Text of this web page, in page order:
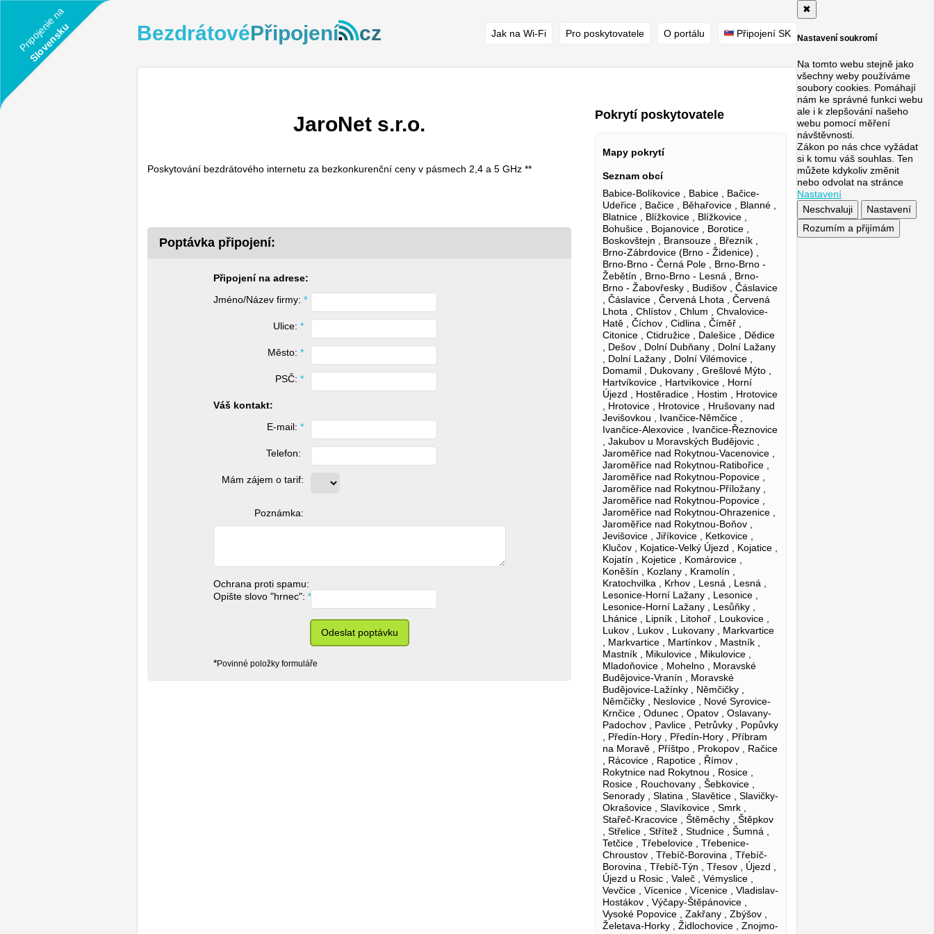
Pripojenie na
Slovensku BezdrátovéPřipojení cz Jak na Wi-Fi Pro poskytovatele O portálu Připojení SK
Pokrytí poskytovatele
Mapy pokrytí
Seznam obcí
Babice-Bolíkovice , Babice , Bačice-
Udeřice , Bačice , Běhařovice , Blanné ,
Blatnice , Blížkovice , Blížkovice ,
Bohušice , Bojanovice , Borotice ,
Boskovštejn , Bransouze , Březník ,
Brno-Zábrdovice (Brno - Židenice) ,
Brno-Brno - Černá Pole , Brno-Brno -
Žebětín , Brno-Brno - Lesná , Brno-
Brno - Žabovřesky , Budišov , Čáslavice
, Čáslavice , Červená Lhota , Červená
Lhota , Chlístov , Chlum , Chvalovice-
Hatě , Číchov , Cidlina , Číměř ,
Citonice , Ctidružice , Dalešice , Dědice
, Dešov , Dolní Dubňany , Dolní Lažany
, Dolní Lažany , Dolní Vilémovice ,
Domamil , Dukovany , Grešlové Mýto ,
Hartvíkovice , Hartvíkovice , Horní
Újezd , Hostěradice , Hostim , Hrotovice
, Hrotovice , Hrotovice , Hrušovany nad
Jevišovkou , Ivančice-Němčice ,
Ivančice-Alexovice , Ivančice-Řeznovice
, Jakubov u Moravských Budějovic ,
Jaroměřice nad Rokytnou-Vacenovice ,
Jaroměřice nad Rokytnou-Ratibořice ,
Jaroměřice nad Rokytnou-Popovice ,
Jaroměřice nad Rokytnou-Příložany ,
Jaroměřice nad Rokytnou-Popovice ,
Jaroměřice nad Rokytnou-Ohrazenice ,
Jaroměřice nad Rokytnou-Boňov ,
Jevišovice , Jiříkovice , Ketkovice ,
Klučov , Kojatice-Velký Újezd , Kojatice ,
Kojatín , Kojetice , Komárovice ,
Koněšín , Kozlany , Kramolín ,
Kratochvilka , Krhov , Lesná , Lesná ,
Lesonice-Horní Lažany , Lesonice ,
Lesonice-Horní Lažany , Lesůňky ,
Lhánice , Lipník , Litohoř , Loukovice ,
Lukov , Lukov , Lukovany , Markvartice
, Markvartice , Martínkov , Mastník ,
Mastník , Mikulovice , Mikulovice ,
Mladoňovice , Mohelno , Moravské
Budějovice-Vranín , Moravské
Budějovice-Lažínky , Němčičky ,
Němčičky , Neslovice , Nové Syrovice-
Krnčice , Odunec , Opatov , Oslavany-
Padochov , Pavlice , Petrůvky , Popůvky
, Předín-Hory , Předín-Hory , Příbram
na Moravě , Příštpo , Prokopov , Račice
, Rácovice , Rapotice , Římov ,
Rokytnice nad Rokytnou , Rosice ,
Rosice , Rouchovany , Šebkovice ,
Senorady , Slatina , Slavětice , Slavičky-
Okrašovice , Slavíkovice , Smrk ,
Stařeč-Kracovice , Štěměchy , Štěpkov
, Střelice , Střítež , Studnice , Šumná ,
Tetčice , Třebelovice , Třebenice-
Chroustov , Třebíč-Borovina , Třebíč-
Borovina , Třebíč-Týn , Třesov , Újezd ,
Újezd u Rosic , Valeč , Vémyslice ,
Vevčice , Vícenice , Vícenice , Vladislav-
Hostákov , Výčapy-Štěpánovice ,
Vysoké Popovice , Zakřany , Zbýšov ,
Želetava-Horky , Židlochovice , Znojmo-
JaroNet s.r.o.
Poskytování bezdrátového internetu za bezkonkurenční ceny v pásmech 2,4 a 5 GHz **
Poptávka připojení:
Připojení na adrese:
Jméno/Název firmy: *
Ulice: *
Město: *
PSČ: *
Váš kontakt:
E-mail: *
Telefon:
Mám zájem o tarif:
Poznámka:
Ochrana proti spamu:
Opište slovo "hrnec": *
Odeslat poptávku
*Povinné položky formuláře
✖
Nastavení soukromí
Na tomto webu stejně jako
všechny weby používáme
soubory cookies. Pomáhají
nám ke správné funkci webu
ale i k zlepšování našeho
webu pomocí měření
návštěvnosti.
Zákon po nás chce vyžádat
si k tomu váš souhlas. Ten
můžete kdykoliv změnit
nebo odvolat na stránce
Nastavení
Neschvaluji
Nastavení
Rozumím a přijímám